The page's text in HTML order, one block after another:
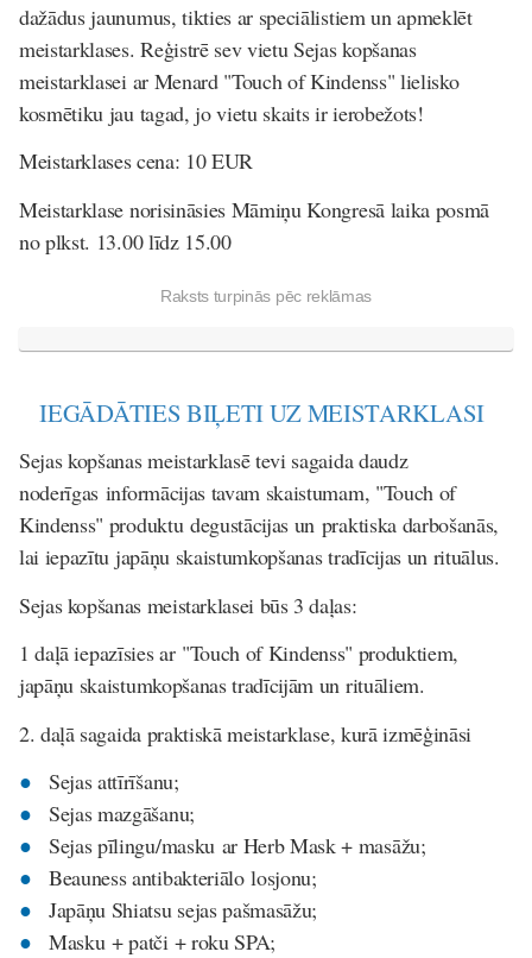
dažādus jaunumus, tikties ar speciālistiem un apmeklēt
meistarklases. Reģistrē sev vietu Sejas kopšanas
meistarklasei ar Menard "Touch of Kindenss" lielisko
kosmētiku jau tagad, jo vietu skaits ir ierobežots!
Meistarklases cena: 10 EUR
Meistarklase norisināsies Māmiņu Kongresā laika posmā
no plkst. 13.00 līdz 15.00
Raksts turpinās pēc reklāmas
IEGĀDĀTIES BIĻETI UZ MEISTARKLASI
Sejas kopšanas meistarklasē tevi sagaida daudz
noderīgas informācijas tavam skaistumam, "Touch of
Kindenss" produktu degustācijas un praktiska darbošanās,
lai iepazītu japāņu skaistumkopšanas tradīcijas un rituālus.
Sejas kopšanas meistarklasei būs 3 daļas:
1 daļāiepazīsies ar "Touch of Kindenss" produktiem,
japāņu skaistumkopšanas tradīcijām un rituāliem.
2. daļā sagaida praktiskā meistarklase, kurā izmēģināsi
Sejas attīrīšanu;
Sejas mazgāšanu;
Sejas pīlingu/masku ar Herb Mask + masāžu;
Beauness antibakteriālo losjonu;
Japāņu Shiatsu sejas pašmasāžu;
Masku + patči + roku SPA;